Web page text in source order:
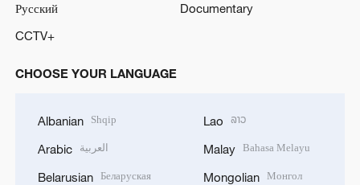
Русский
Documentary
CCTV+
CHOOSE YOUR LANGUAGE
Albanian Shqip
Arabic العربية
Belarusian Беларуская
Lao ລາວ
Malay Bahasa Melayu
Mongolian Монгол